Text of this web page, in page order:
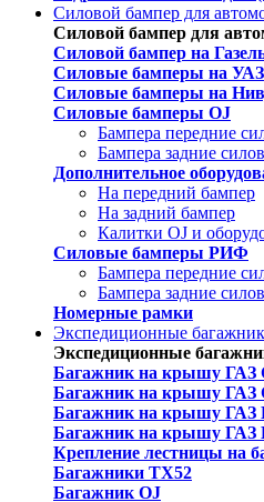
Силовой бампер для
Силовой бампер для
Силовой бампер на
Силовые бамперы на УАЗ
Силовые бамперы на
Силовые бамперы OJ
Бампера передние
Бампера задние
Дополнительное
На передний бампер
На задний бампер
Калитки OJ и
Силовые бамперы РИФ
Бампера передние
Бампера задние
Номерные рамки
Экспедиционные
Экспедиционные
Багажник на крышу ГАЗ
Багажник на крышу ГАЗ
Багажник на крышу ГАЗ
Багажник на крышу ГАЗ
Крепление лестницы на
Багажники ТХ52
Багажник OJ